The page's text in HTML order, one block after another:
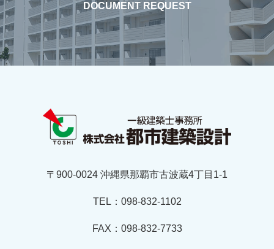
DOCUMENT REQUEST
〒900-0024 沖縄県那覇市古波蔵4丁目1-1
TEL：098-832-1102
FAX：098-832-7733